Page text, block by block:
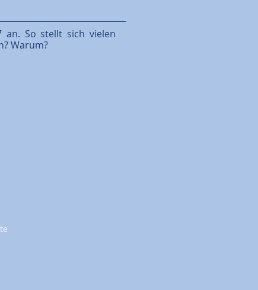
an. So stellt sich vielen
Warum?